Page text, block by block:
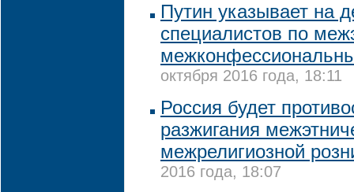
Путин указывает на
специалистов по
октября 2016 года, 18:11
Россия будет
разжигания
межрелигиозной
2016 года, 18:07